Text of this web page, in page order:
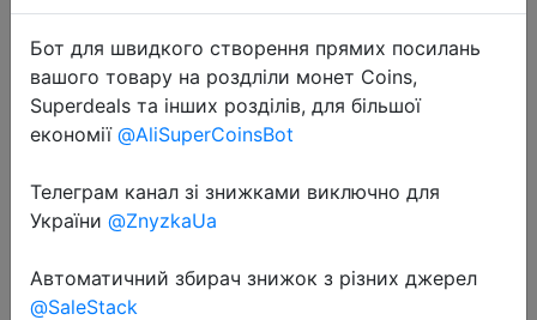
2020-08-25
Беспроводной маршрутизатор
Tenda AC11, двухдиапазонный
Gigabit Wi Fi ретранслятор с
Бот для швидкого створення прямих посилань
вашого товару на роздліли монет Coins,
Superdeals та інших розділів, для більшої
економії @AliSuperCoinsBot
Телеграм канал зі знижками виключно для
України @ZnyzkaUa
Автоматичний збирач знижок з різних джерел
@SaleStack